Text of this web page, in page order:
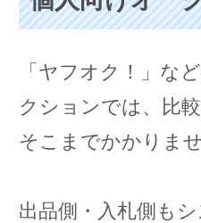
「ヤフオク！」な
クションでは、比
そこまでかかりませ
出品側・入札側も